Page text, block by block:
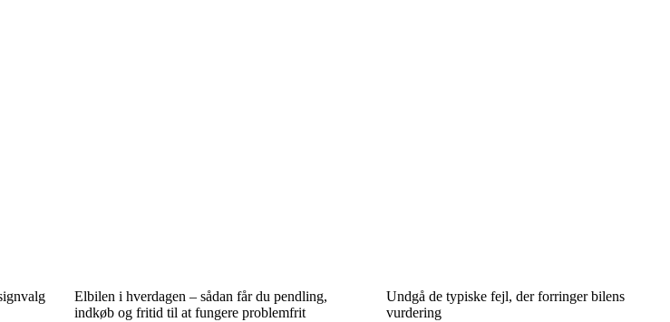
Elbilen i hverdagen – sådan får du pendling,
indkøb og fritid til at fungere problemfrit
Undgå de typiske fejl, der forringer bilens
vurdering